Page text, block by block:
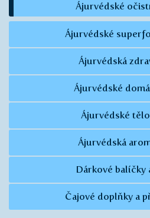
Ájurvédské
Ájurvédské
Ájurvédská
Ájurvédské
Ájurvédské
Ájurvédská
Dárkové balíčky
Čajové doplňky a